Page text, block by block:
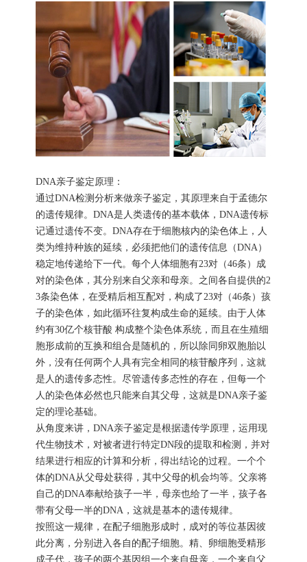
DNA亲子鉴定原理：
通过DNA检测分析来做亲子鉴定，其原理来自于孟德尔
的遗传规律。DNA是人类遗传的基本载体，DNA遗传标
记通过遗传不变。DNA存在于细胞核内的染色体上，人
类为维持种族的延续，必须把他们的遗传信息（DNA）
稳定地传递给下一代。每个人体细胞有23对（46条）成
对的染色体，其分别来自父亲和母亲。之间各自提供的2
3条染色体，在受精后相互配对，构成了23对（46条）孩
子的染色体，如此循环往复构成生命的延续。由于人体
约有30亿个核苷酸 构成整个染色体系统，而且在生殖细
胞形成前的互换和组合是随机的，所以除同卵双胞胎以
外，没有任何两个人具有完全相同的核苷酸序列，这就
是人的遗传多态性。尽管遗传多态性的存在，但每一个
人的染色体必然也只能来自其父母，这就是DNA亲子鉴
定的理论基础。
从角度来讲，DNA亲子鉴定是根据遗传学原理，运用现
代生物技术，对被者进行特定DN段的提取和检测，并对
结果进行相应的计算和分析，得出结论的过程。一个个
体的DNA从父母处获得，其中父母的机会均等。父亲将
自己的DNA奉献给孩子一半，母亲也给了一半，孩子各
带有父母一半的DNA，这就是基本的遗传规律。
按照这一规律，在配子细胞形成时，成对的等位基因彼
此分离，分别进入各自的配子细胞。精、卵细胞受精形
成子代，孩子的两个基因组一个来自母亲，一个来自父